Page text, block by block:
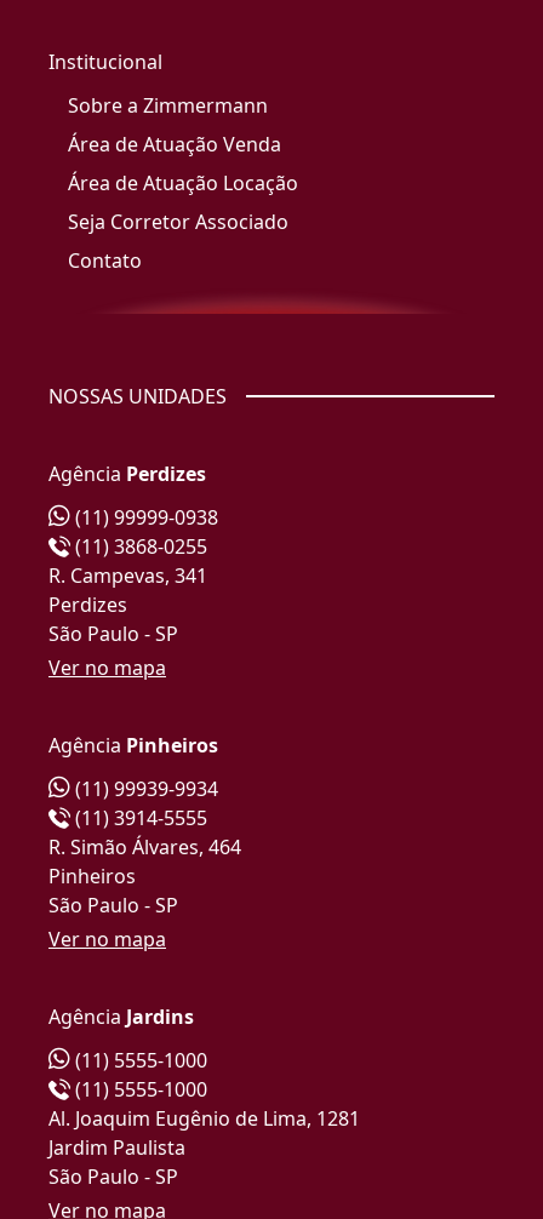
Institucional
Sobre a Zimmermann
Área de Atuação Venda
Área de Atuação Locação
Seja Corretor Associado
Contato
NOSSAS UNIDADES
Agência Perdizes
(11) 99999-0938
(11) 3868-0255
R. Campevas, 341
Perdizes
São Paulo - SP
Ver no mapa
Agência Pinheiros
(11) 99939-9934
(11) 3914-5555
R. Simão Álvares, 464
Pinheiros
São Paulo - SP
Ver no mapa
Agência Jardins
(11) 5555-1000
(11) 5555-1000
Al. Joaquim Eugênio de Lima, 1281
Jardim Paulista
São Paulo - SP
Ver no mapa